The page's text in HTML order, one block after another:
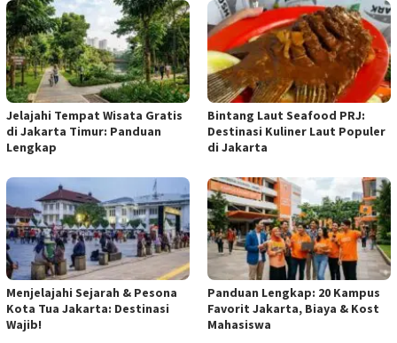
Jelajahi Tempat Wisata Gratis
di Jakarta Timur: Panduan
Lengkap
Bintang Laut Seafood PRJ:
Destinasi Kuliner Laut Populer
di Jakarta
Menjelajahi Sejarah & Pesona
Kota Tua Jakarta: Destinasi
Wajib!
Panduan Lengkap: 20 Kampus
Favorit Jakarta, Biaya & Kost
Mahasiswa